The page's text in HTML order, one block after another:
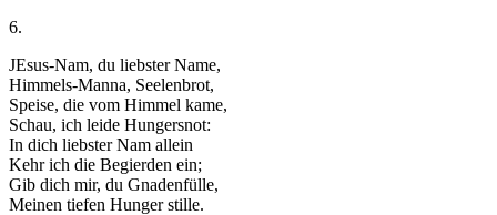
6.
JEsus-Nam, du liebster Name,
Himmels-Manna, Seelenbrot,
Speise, die vom Himmel kame,
Schau, ich leide Hungersnot:
In dich liebster Nam allein
Kehr ich die Begierden ein;
Gib dich mir, du Gnadenfülle,
Meinen tiefen Hunger stille.